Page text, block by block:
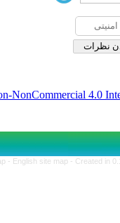
Attribution-
Persian site map -English